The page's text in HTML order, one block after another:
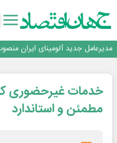
بازگشت فرش ماشینی به اصفهان
مدیرعامل جدید آلومینای ایران
رونمایی فولاد غدیر نی ریز از
بازگشت فرش ماشینی به اصفهان
نمایشگاهی برگزار می‌شود
عرضه اولیه احیا استیل فولاد بافت
خدمات غیرحضوری
مطمئن و استاندارد